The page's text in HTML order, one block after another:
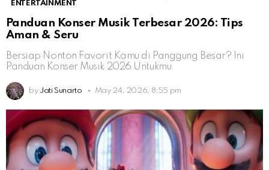
ENTERTAINMENT
Panduan Konser Musik Terbesar 2026: Tips
Aman & Seru
Bersiap Nonton Favorit Kamu di Panggung Besar? Ini
Panduan Konser Musik 2026 Untukmu
by Jati Sunarto May 24, 2026, 8:55 pm